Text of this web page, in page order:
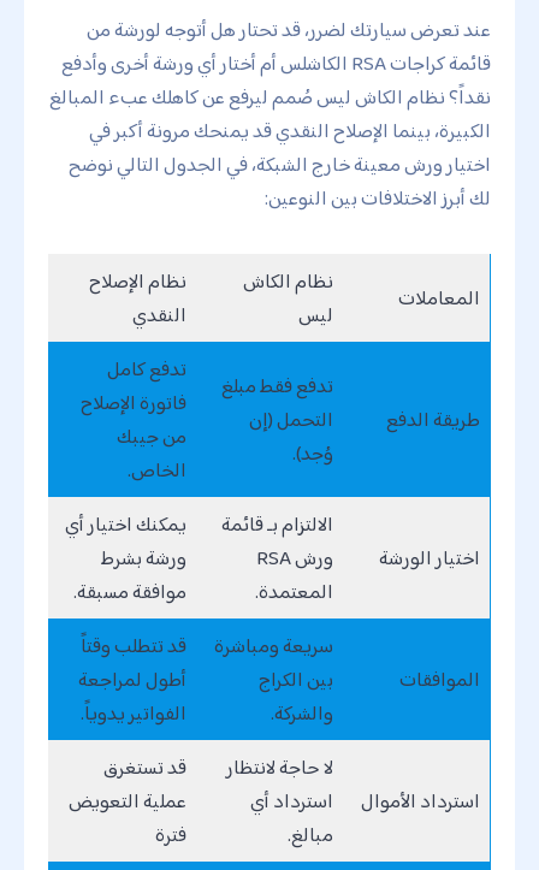
عند تعرض سيارتك لضرر، قد تحتار هل أتوجه لورشة من
قائمة كراجات RSA الكاشلس أم أختار أي ورشة أخرى وأدفع
نقداً؟ نظام الكاش ليس صُمم ليرفع عن كاهلك عبء المبالغ
الكبيرة، بينما الإصلاح النقدي قد يمنحك مرونة أكبر في
اختيار ورش معينة خارج الشبكة، في الجدول التالي نوضح
لك أبرز الاختلافات بين النوعين:
المعاملات
نظام الكاش
ليس
نظام الإصلاح
النقدي
طريقة الدفع
تدفع فقط مبلغ
التحمل (إن
وُجد).
تدفع كامل
فاتورة الإصلاح
من جيبك
الخاص.
اختيار الورشة
الالتزام بـ قائمة
ورش RSA
المعتمدة.
يمكنك اختيار أي
ورشة بشرط
موافقة مسبقة.
الموافقات
سريعة ومباشرة
بين الكراج
والشركة.
قد تتطلب وقتاً
أطول لمراجعة
الفواتير يدوياً.
استرداد الأموال
لا حاجة لانتظار
استرداد أي
مبالغ.
قد تستغرق
عملية التعويض
فترة